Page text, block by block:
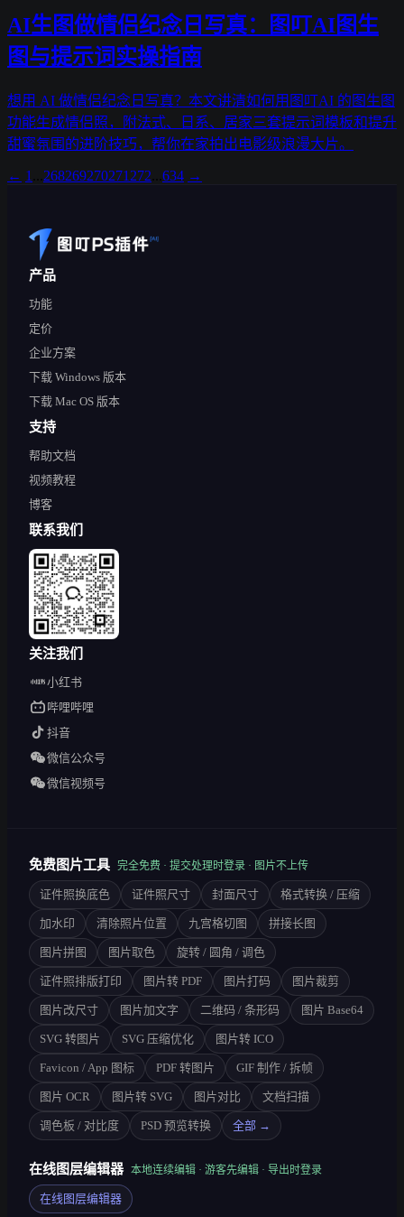
AI生图做情侣纪念日写真：图叮AI图生
图与提示词实操指南
想用 AI 做情侣纪念日写真？本文讲清如何用图叮AI 的图生图
功能生成情侣照，附法式、日系、居家三套提示词模板和提升
甜蜜氛围的进阶技巧，帮你在家拍出电影级浪漫大片。
← 1 268269270271 272 634 →
产品
功能
定价
企业方案
下载 Windows 版本
下载 Mac OS 版本
支持
帮助文档
视频教程
博客
联系我们
关注我们
小红书
哔哩哔哩
抖音
微信公众号
微信视频号
免费图片工具 完全免费 · 提交处理时登录 · 图片不上传
证件照换底色 证件照尺寸 封面尺寸 格式转换 / 压缩
加水印 清除照片位置 九宫格切图 拼接长图
图片拼图 图片取色 旋转 / 圆角 / 调色
证件照排版打印 图片转 PDF 图片打码 图片裁剪
图片改尺寸 图片加文字 二维码 / 条形码 图片 Base64
SVG 转图片 SVG 压缩优化 图片转 ICO
Favicon / App 图标 PDF 转图片 GIF 制作 / 拆帧
图片 OCR 图片转 SVG 图片对比 文档扫描
调色板 / 对比度 PSD 预览转换 全部 →
在线图层编辑器 本地连续编辑 · 游客先编辑 · 导出时登录
在线图层编辑器